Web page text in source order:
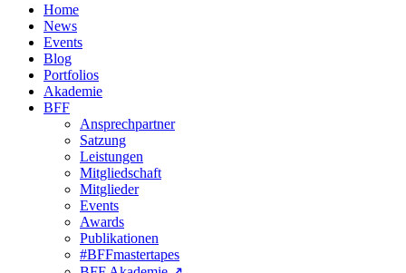
Home
News
Events
Blog
Portfolios
Akademie
BFF
Ansprechpartner
Satzung
Leistungen
Mitgliedschaft
Mitglieder
Events
Awards
Publikationen
#BFFmastertapes